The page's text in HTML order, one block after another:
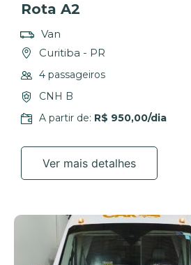
Rota A2
Van
Curitiba - PR
4 passageiros
CNH B
A partir de: R$ 950,00/dia
Ver mais detalhes